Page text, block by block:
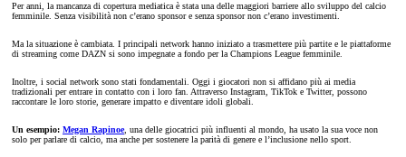
Per anni, la mancanza di copertura mediatica è stata una delle maggiori barriere allo sviluppo del calcio
femminile. Senza visibilità non c’erano sponsor e senza sponsor non c’erano investimenti.
Ma la situazione è cambiata. I principali network hanno iniziato a trasmettere più partite e le piattaforme
di streaming come DAZN si sono impegnate a fondo per la Champions League femminile.
Inoltre, i social network sono stati fondamentali. Oggi i giocatori non si affidano più ai media
tradizionali per entrare in contatto con i loro fan. Attraverso Instagram, TikTok e Twitter, possono
raccontare le loro storie, generare impatto e diventare idoli globali.
Un esempio: Megan Rapinoe, una delle giocatrici più influenti al mondo, ha usato la sua voce non
solo per parlare di calcio, ma anche per sostenere la parità di genere e l’inclusione nello sport.